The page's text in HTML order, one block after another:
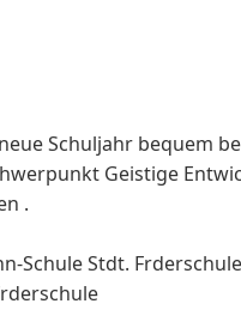
Schuljahr bequem
Geistige
.
Schule Stdt.